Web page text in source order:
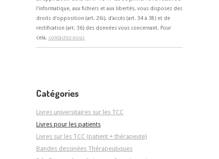
l'informatique, aux fichiers et aux libertés, vous disposez des
droits d'opposition (art. 26i), d'accès (art. 34 à 38) et de
rectification (art. 36) des données vous concernant. Pour
cela, contactez-nous
Catégories
Livres universitaires sur les TCC
Livres pour les patients
Livres sur les TCC (patient + thérapeute)
Bandes dessinées Thérapeutiques